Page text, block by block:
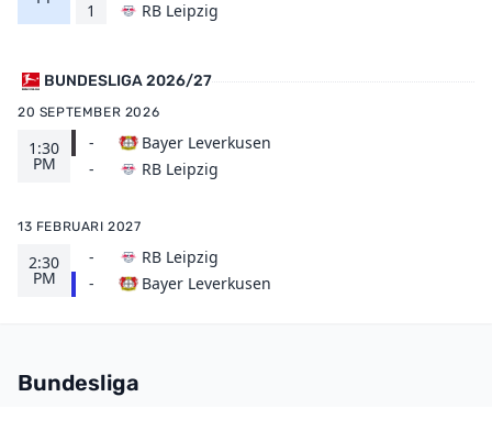
1
RB Leipzig
BUNDESLIGA 2026/27
20 SEPTEMBER 2026
1:30
PM
-
-
Bayer Leverkusen
RB Leipzig
13 FEBRUARI 2027
2:30
PM
-
-
RB Leipzig
Bayer Leverkusen
Bundesliga